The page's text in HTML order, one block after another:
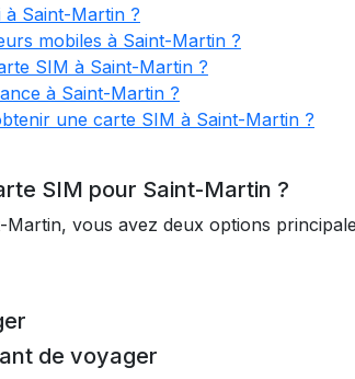
à Saint-Martin ?
mobiles à Saint-Martin ?
SIM à Saint-Martin ?
à Saint-Martin ?
une carte SIM à Saint-Martin ?
SIM pour Saint-Martin ?
Martin, vous avez deux options
de voyager